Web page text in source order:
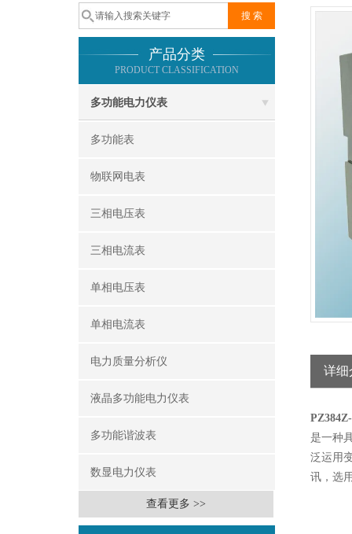
产品分类
PRODUCT CLASSIFICATION
多功能电力仪表
多功能表
物联网电表
三相电压表
三相电流表
单相电压表
单相电流表
电力质量分析仪
液晶多功能电力仪表
多功能谐波表
数显电力仪表
查看更多 >>
详细
是一种
泛运用
讯，选